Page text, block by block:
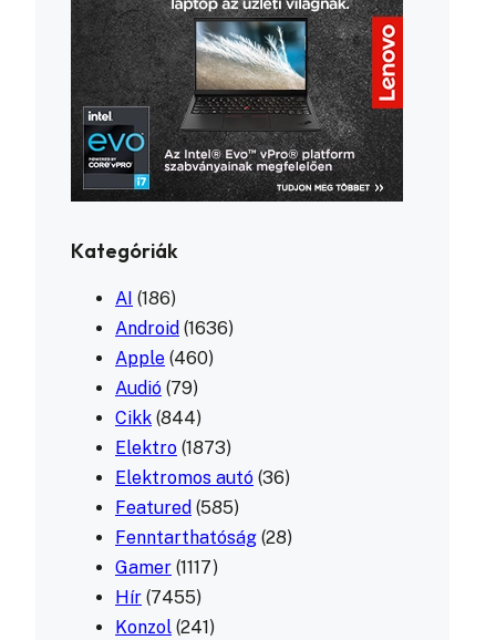
Kategóriák
AI (186)
Android (1636)
Apple (460)
Audió (79)
Cikk (844)
Elektro (1873)
Elektromos autó (36)
Featured (585)
Fenntarthatóság (28)
Gamer (1117)
Hír (7455)
Konzol (241)